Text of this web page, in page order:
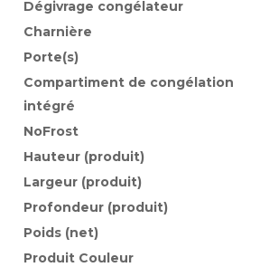
étagère pratique. Faible
d’énergie grâce à la classe
énergétique A++. Des étagères
robustes et sûres à l’aspect
votre consommation d’énergie
pendant vos vacances.
ZERO ° BIOZONE
L’espace supplémentaire qui
protection supplémentaire au
Dégivrage congélateur
Charnière
Porte(s)
Compartiment de congélation
intégré
NoFrost
Hauteur (produit)
Largeur (produit)
Profondeur (produit)
Poids (net)
Produit Couleur